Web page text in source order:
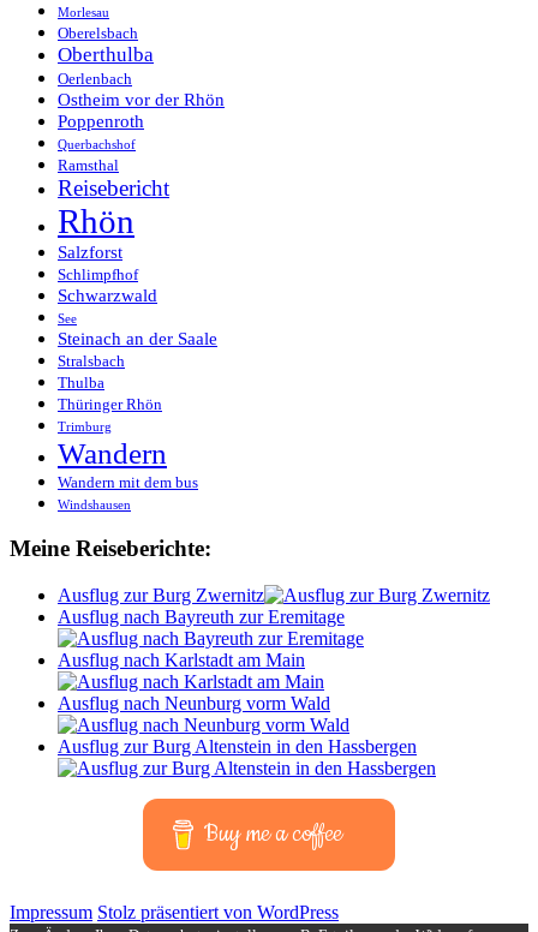
Morlesau
Oberelsbach
Oberthulba
Oerlenbach
Ostheim vor der Rhön
Poppenroth
Querbachshof
Ramsthal
Reisebericht
Rhön
Salzforst
Schlimpfhof
Schwarzwald
See
Steinach an der Saale
Stralsbach
Thulba
Thüringer Rhön
Trimburg
Wandern
Wandern mit dem bus
Windshausen
Meine Reiseberichte:
Ausflug zur Burg Zwernitz
Ausflug nach Bayreuth zur Eremitage
Ausflug nach Karlstadt am Main
Ausflug nach Neunburg vorm Wald
Ausflug zur Burg Altenstein in den Hassbergen
Buy me a coffee
Impressum Stolz präsentiert von WordPress